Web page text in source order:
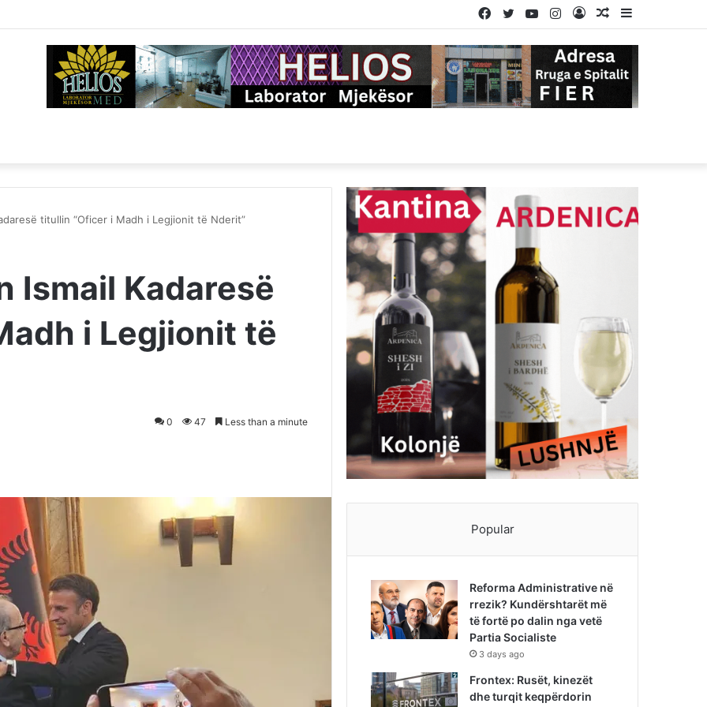
Sidebar
Random
Log
Instagram
YouTube
Twitter
Facebook
titullin “Oficer i Madh i Legjionit të Nderit”
Ismail Kadaresë
i Legjionit të
0 47 Less than a minute
Popular
Reforma Administrative në
rrezik? Kundërshtarët më
të fortë po dalin nga vetë
Partia Socialiste
3 days ago
Frontex: Rusët, kinezët
dhe turqit keqpërdorin